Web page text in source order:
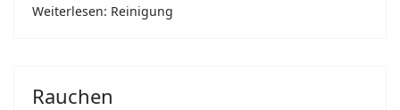
Weiterlesen: Reinigung
Rauchen